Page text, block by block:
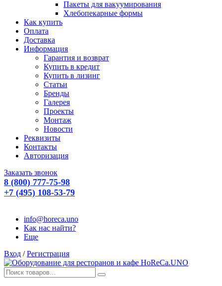
Пакеты для вакуумирования
Хлебопекарные формы
Как купить
Оплата
Доставка
Информация
Гарантия и возврат
Купить в кредит
Купить в лизинг
Статьи
Бренды
Галерея
Проекты
Монтаж
Новости
Реквизиты
Контакты
Авторизация
Заказать звонок
8 (800) 777-75-98
+7 (495) 108-53-79
info@horeca.uno
Как нас найти?
Еще
Вход / Регистрация